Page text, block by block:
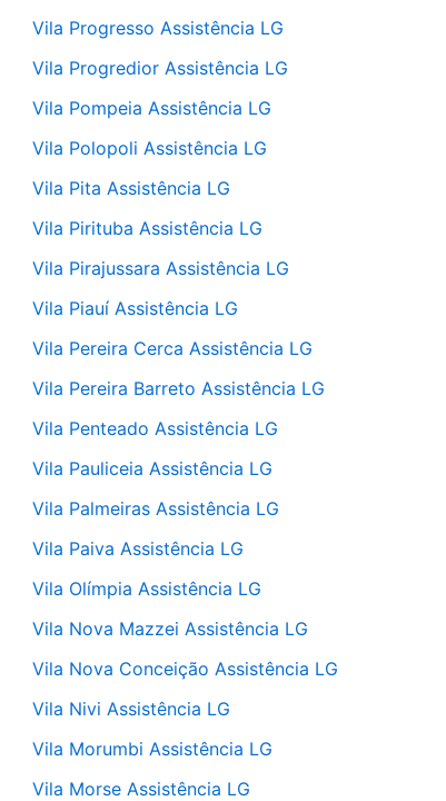
Vila Progresso Assistência LG
Vila Progredior Assistência LG
Vila Pompeia Assistência LG
Vila Polopoli Assistência LG
Vila Pita Assistência LG
Vila Pirituba Assistência LG
Vila Pirajussara Assistência LG
Vila Piauí Assistência LG
Vila Pereira Cerca Assistência LG
Vila Pereira Barreto Assistência LG
Vila Penteado Assistência LG
Vila Pauliceia Assistência LG
Vila Palmeiras Assistência LG
Vila Paiva Assistência LG
Vila Olímpia Assistência LG
Vila Nova Mazzei Assistência LG
Vila Nova Conceição Assistência LG
Vila Nivi Assistência LG
Vila Morumbi Assistência LG
Vila Morse Assistência LG